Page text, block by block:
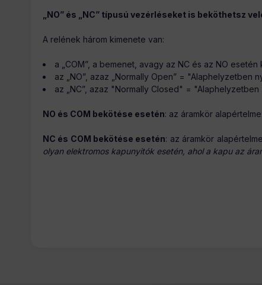
„NO” és „NC” típusú vezérléseket is beköthetsz
A relének három kimenete van:
a „COM”, a bemenet, avagy az NC és az NO esetén
az „NO”, azaz „Normally Open” = "Alaphelyzetben
az „NC”, azaz "Normally Closed" = "Alaphelyzetben
NO és COM bekötése esetén: az áramkör
NC és COM bekötése esetén: az áramkör
olyan elektromos kapunyitók esetén, ahol a kapu az